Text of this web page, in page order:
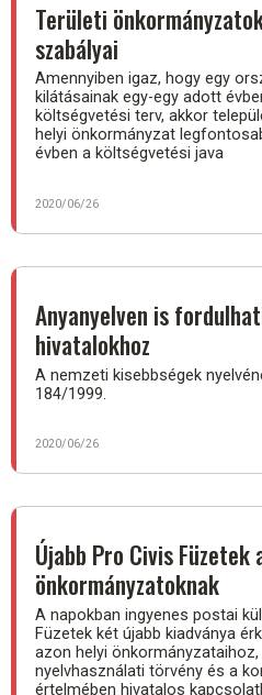
Területi
szabályai
Amennyiben igaz, hogy egy
kilátásainak egy-egy adott
költségvetési terv, akkor
helyi önkormányzat
évben a költségvetési java
2020/06/26
Anyanyelven is
hivatalokhoz
A nemzeti kisebbségek
184/1999.
2020/06/26
Újabb Pro Civis Füzetek
önkormányzatoknak
A napokban ingyenes postai
Füzetek két újabb kiadványa
azon helyi
nyelvhasználati törvény és a
értelmében hivatalos